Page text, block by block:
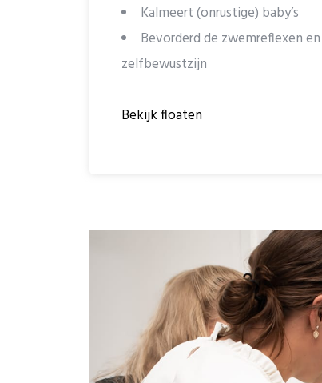
Kalmeert (onrustige) baby’s
Bevorderd de zwemreflexen en
zelfbewustzijn
Bekijk floaten